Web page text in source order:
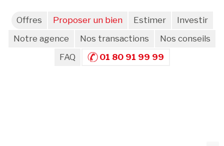
Offres Proposer un bien Estimer
Investir
Notre agence
Nos transactions
Nos conseils
FAQ
01 80 91 99 99